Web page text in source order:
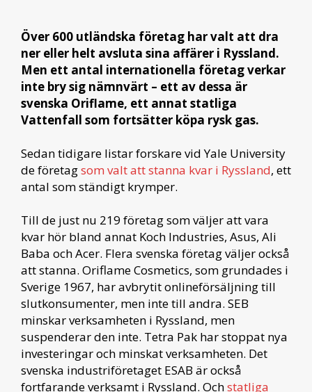
Över 600 utländska företag har valt att dra
ner eller helt avsluta sina affärer i Ryssland.
Men ett antal internationella företag verkar
inte bry sig nämnvärt – ett av dessa är
svenska Oriflame, ett annat statliga
Vattenfall som fortsätter köpa rysk gas.
Sedan tidigare listar forskare vid Yale University
de företagsom valt att stanna kvar i Ryssland, ett
antal som ständigt krymper.
Till de just nu 219 företag som väljer att vara
kvar hör bland annat Koch Industries, Asus, Ali
Baba och Acer. Flera svenska företag väljer också
att stanna. Oriflame Cosmetics, som grundades i
Sverige 1967, har avbrytit onlineförsäljning till
slutkonsumenter, men inte till andra. SEB
minskar verksamheten i Ryssland, men
suspenderar den inte. Tetra Pak har stoppat nya
investeringar och minskat verksamheten. Det
svenska industriföretaget ESAB är också
fortfarande verksamt i Ryssland. Ochstatliga